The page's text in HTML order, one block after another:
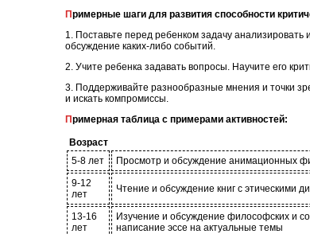
Примерные шаги для развития способности
1. Поставьте перед ребенком задачу
обсуждение каких-либо событий.
2. Учите ребенка задавать вопросы. Научите его
3. Поддерживайте разнообразные мнения и точки
и искать компромиссы.
Примерная таблица с примерами активностей:
Возраст
5-8 лет
Просмотр и обсуждение анимационных
9-12
лет
Чтение и обсуждение книг с этическими
13-16
лет
Изучение и обсуждение философских и
написание эссе на актуальные темы